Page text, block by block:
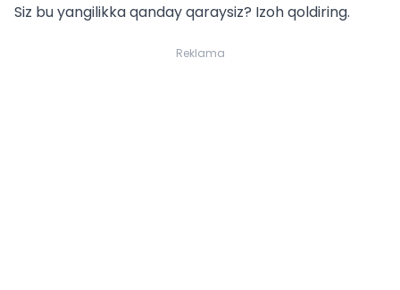
Siz bu yangilikka qanday qaraysiz? Izoh qoldiring.
Reklama